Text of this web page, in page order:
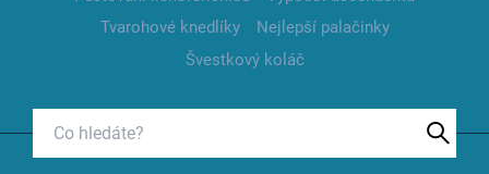
Tvarohové knedlíky
Nejlepší palačinky
Švestkový koláč